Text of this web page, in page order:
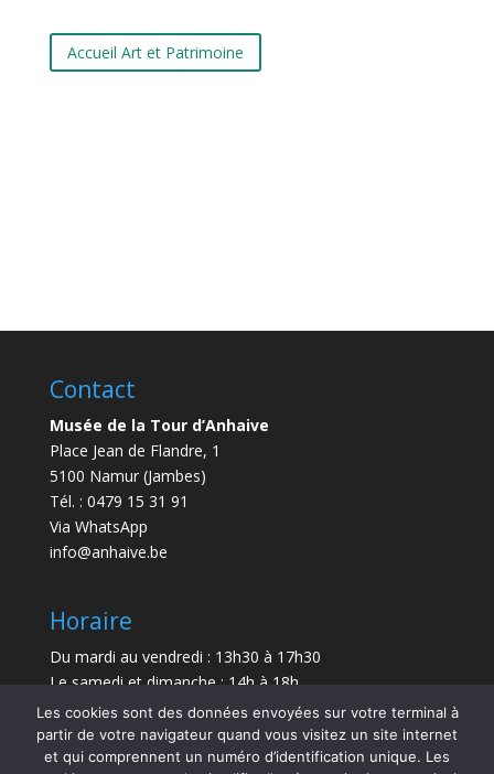
Accueil Art et Patrimoine
Contact
Musée de la Tour d’Anhaive
Place Jean de Flandre, 1
5100 Namur (Jambes)
Tél. : 0479 15 31 91
Via WhatsApp
info@anhaive.be
Horaire
Du mardi au vendredi : 13h30 à 17h30
Le samedi et dimanche : 14h à 18h
Durée de la visite : entre 30 minutes et 1 h
Le Musée sera exceptionnellement fermé le 21 juillet
Les cookies sont des données envoyées sur votre terminal à
partir de votre navigateur quand vous visitez un site internet
et qui comprennent un numéro d’identification unique. Les